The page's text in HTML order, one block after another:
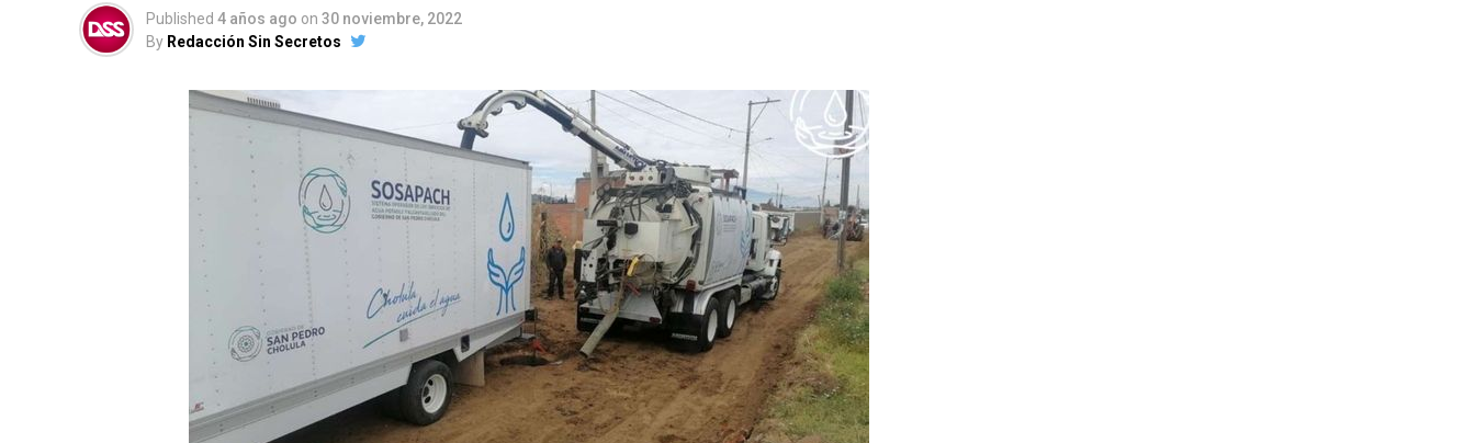
Published 4 años ago on 30 noviembre, 2022
By Redacción Sin Secretos